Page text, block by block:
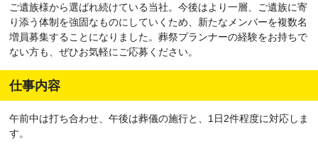
ご遺族様から選ばれ続けている当社。今後はより一層、ご遺族に寄
り添う体制を強固なものにしていくため、新たなメンバーを複数名
増員募集することになりました。葬祭プランナーの経験をお持ちで
ない方も、ぜひお気軽にご応募ください。
仕事内容
午前中は打ち合わせ、午後は葬儀の施行と、1日2件程度に対応しま
す。